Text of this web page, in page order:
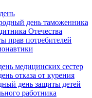
день таможенника
Отечества
прав потребителей
медицинских сестер
отказа от курения
день защиты детей
работника